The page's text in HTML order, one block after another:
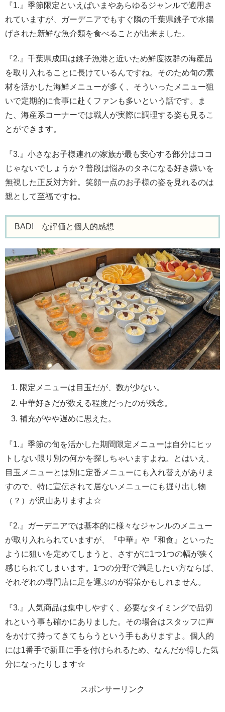
『1.』季節限定といえばいまやあらゆるジャンルで適用さ
れていますが、ガーデニアでもすぐ隣の千葉県銚子で水揚
げされた新鮮な魚介類を食べることが出来ました。
『2.』千葉県成田は銚子漁港と近いため鮮度抜群の海産品
を取り入れることに長けているんですね。そのため旬の素
材を活かした海鮮メニューが多く、そういったメニュー狙
いで定期的に食事に赴くファンも多いという話です。ま
た、海産系コーナーでは職人が実際に調理する姿も見るこ
とができます。
『3.』小さなお子様連れの家族が最も安心する部分はココ
じゃないでしょうか？普段は悩みのタネになる好き嫌いを
無視した正反対方針。笑顔一点のお子様の姿を見れるのは
親として至福ですね。
BAD! な評価と個人的感想
限定メニューは目玉だが、数が少ない。
中華好きだが数える程度だったのが残念。
補充がやや遅めに思えた。
『1.』季節の旬を活かした期間限定メニューは自分にヒッ
トしない限り別の何かを探しちゃいますよね。とはいえ、
目玉メニューとは別に定番メニューにも入れ替えがありま
すので、特に宣伝されて居ないメニューにも掘り出し物
（？）が沢山ありますよ☆
『2.』ガーデニアでは基本的に様々なジャンルのメニュー
が取り入れられていますが、『中華』や『和食』といった
ように狙いを定めてしまうと、さすがに1つ1つの幅が狭く
感じられてしまいます。1つの分野で満足したい方ならば、
それぞれの専門店に足を運ぶのが得策かもしれません。
『3.』人気商品は集中しやすく、必要なタイミングで品切
れという事も確かにありました。その場合はスタッフに声
をかけて持ってきてもらうという手もありますよ。個人的
には1番手で新皿に手を付けられるため、なんだか得した気
分になったりします☆
スポンサーリンク